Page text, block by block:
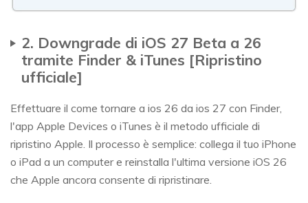
2. Downgrade di iOS 27 Beta a 26
tramite Finder & iTunes [Ripristino
ufficiale]
Effettuare il come tornare a ios 26 da ios 27 con Finder,
l'app Apple Devices o iTunes è il metodo ufficiale di
ripristino Apple. Il processo è semplice: collega il tuo iPhone
o iPad a un computer e reinstalla l'ultima versione iOS 26
che Apple ancora consente di ripristinare.